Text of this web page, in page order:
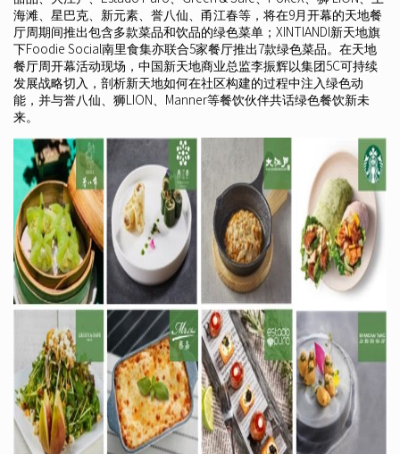
海滩、星巴克、新元素、誉八仙、甬江春等，将在9月开幕的天地餐
厅周期间推出包含多款菜品和饮品的绿色菜单；XINTIANDI新天地旗
下Foodie Social南里食集亦联合5家餐厅推出7款绿色菜品。在天地
餐厅周开幕活动现场，中国新天地商业总监李振辉以集团5C可持续
发展战略切入，剖析新天地如何在社区构建的过程中注入绿色动
能，并与誉八仙、狮LION、Manner等餐饮伙伴共话绿色餐饮新未
来。